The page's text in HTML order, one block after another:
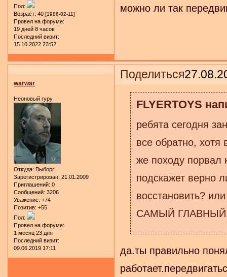
Пол:
Возраст: 40 [1986-02-11]
Провел на форуме:
19 дней 8 часов
Последний визит:
15.10.2022 23:52
можно ли так
Поделиться
warwar
Неоновый гуру
Откуда: Выборг
Зарегистрирован: 21.01.2009
Приглашений: 0
Сообщений: 3206
Уважение: +74
Позитив: +55
Пол:
Провел на форуме:
1 месяц 23 дня
Последний визит:
09.06.2019 17:11
FLYERTOYS
ребята сегодня
все обратно, хотя
же походу порвал
подскажет верно
восстановить?
САМЫЙ ГЛАВНЫЙ
да.ты правильно